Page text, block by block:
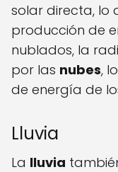
solar directa, lo
producción de
nublados, la
por las nubes,
de energía de
Lluvia
La lluvia